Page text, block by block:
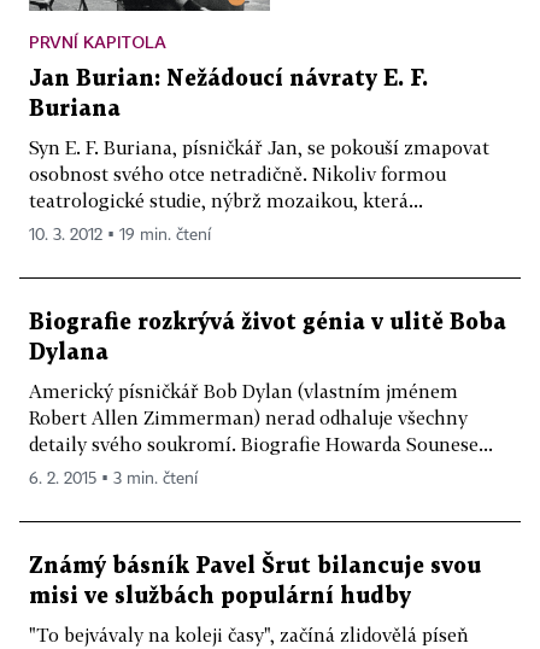
PRVNÍ KAPITOLA
Jan Burian: Nežádoucí návraty E. F.
Buriana
Syn E. F. Buriana, písničkář Jan, se pokouší zmapovat
osobnost svého otce netradičně. Nikoliv formou
teatrologické studie, nýbrž mozaikou, která...
10. 3. 2012 ▪ 19 min. čtení
Biografie rozkrývá život génia v ulitě Boba
Dylana
Americký písničkář Bob Dylan (vlastním jménem
Robert Allen Zimmerman) nerad odhaluje všechny
detaily svého soukromí. Biografie Howarda Sounese...
6. 2. 2015 ▪ 3 min. čtení
Známý básník Pavel Šrut bilancuje svou
misi ve službách populární hudby
"To bejvávaly na koleji časy", začíná zlidovělá píseň